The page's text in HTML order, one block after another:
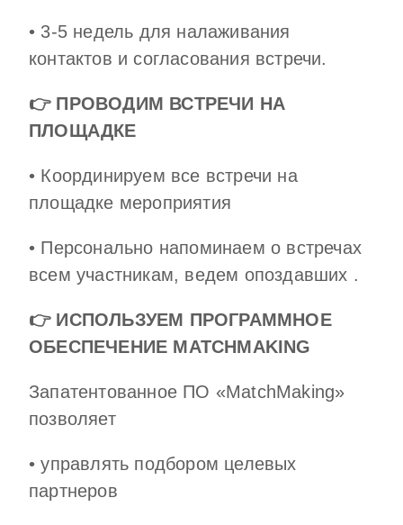
• 3-5 недель для налаживания
контактов и согласования встречи.
👉 ПРОВОДИМ ВСТРЕЧИ НА
ПЛОЩАДКЕ
• Координируем все встречи на
площадке мероприятия
• Персонально напоминаем о встречах
всем участникам, ведем опоздавших .
👉 ИСПОЛЬЗУЕМ ПРОГРАММНОЕ
ОБЕСПЕЧЕНИЕ MATCHMAKING
Запатентованное ПО «MatchMaking»
позволяет
• управлять подбором целевых
партнеров